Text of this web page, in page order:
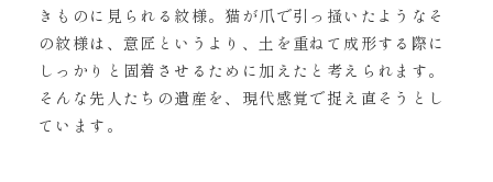
きものに見られる紋様。猫が爪で引っ掻いたようなそ
の紋様は、意匠というより、土を重ねて成形する際に
しっかりと固着させるために加えたと考えられます。
そんな先人たちの遺産を、現代感覚で捉え直そうとし
ています。